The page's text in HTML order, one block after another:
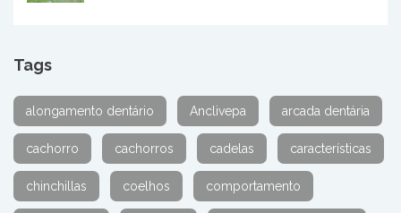
Tags
alongamento dentário Anclivepa arcada dentária
cachorro cachorros cadelas características
chinchillas coelhos comportamento